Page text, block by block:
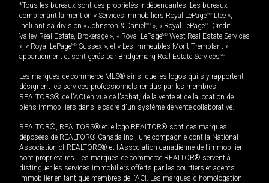
*Tous les bureaux sont des propriétés indépendantes. Les bureaux
comprenant la mention « Services immobiliers Royal LePageMD Ltée »,
incluant sa division « Johnston & Daniel MD », « Royal LePageMD Credit
Valley Real Estate, Brokerage », « Royal LePageMD West Real Estate Services
», « Royal LePageMD Sussex », et « Les immeubles Mont-Tremblant »
appartiennent et sont gérés par Bridgemarq Real Estate ServicesMD
Les marques de commerce MLS® ainsi que les logos qui s'y rapportent
désignent les services professionnels rendus par les membres
REALTORS® de l'ACI en vue de l'achat, de la vente et de la location de
biens immobiliers dans le cadre d'un système de vente collaborative.
REALTOR®, REALTORS® et le logo REALTOR® sont des marques
déposées de REALTOR® Canada Inc., une compagnie dont la National
Association of REALTORS® et l'Association canadienne de l’immobilier
sont propriétaires. Les marques de commerce REALTOR® servent à
distinguer les services immobiliers offerts par les courtiers et agents
immobilier en tant que membres de l'ACI. Les marques d'homologation